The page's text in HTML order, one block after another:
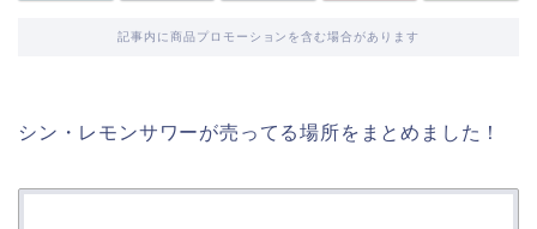
記事内に商品プロモーションを含む場合があります
シン・レモンサワーが売ってる場所をまとめました！